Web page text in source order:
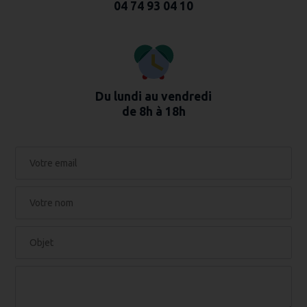
04 74 93 04 10
Du lundi au vendredi
de 8h à 18h